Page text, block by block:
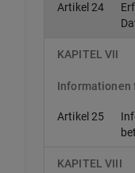
Artikel 24
KAPITEL VII
Informationen
Artikel 25
KAPITEL VIII